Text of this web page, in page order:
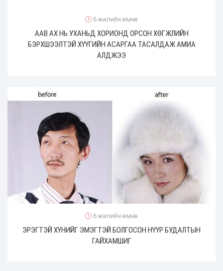
6 жилийн өмнө
ААВ АХ НЬ УХАНЬД ХОРИОНД ОРСОН ХӨГЖЛИЙН
БЭРХШЭЭЛТЭЙ ХҮҮГИЙН АСАРГАА ТАСАЛДАЖ АМИА
АЛДЖЭЭ
6 жилийн өмнө
ЭРЭГТЭЙ ХҮНИЙГ ЭМЭГТЭЙ БОЛГОСОН НҮҮР БУДАЛТЫН
ГАЙХАМШИГ